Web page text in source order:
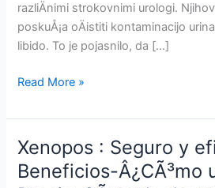
razliÄnimi strokovnimi urologi.
poskuÅ¡a oÄistiti kontaminacijo
libido. To je pojasnilo, da […]
Prostate
:
Varno
in
uÄinkovito-
Read More »
Xenopos : Seguro y
Beneficios-Â¿CÃ³mo